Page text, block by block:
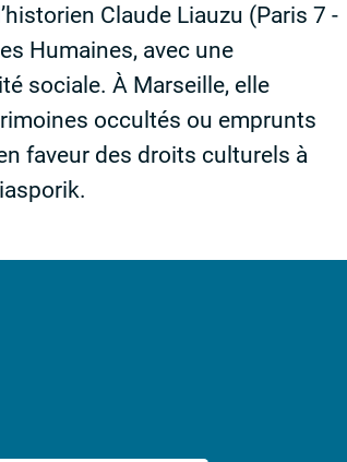
Claude Liauzu (Paris 7 -
Humaines, avec une
sociale. À Marseille, elle
occultés ou emprunts
faveur des droits culturels à